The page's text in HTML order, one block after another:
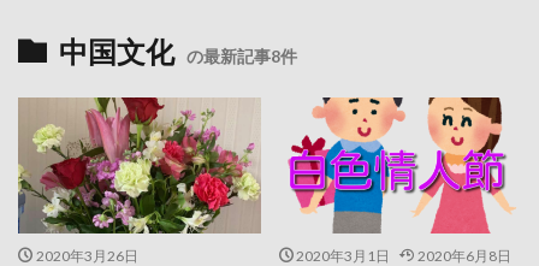
中国文化 の最新記事8件
2020年3月26日
2020年3月1日 2020年6月8日